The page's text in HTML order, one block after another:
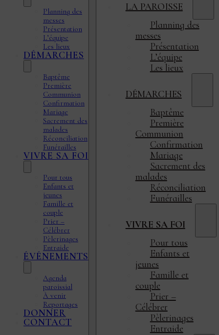
Planning des
messes
Présentation
L’équipe
Les lieux
DÉMARCHES
Baptême
Première
Communion
Confirmation
Mariage
Sacrement des
malades
Réconciliation
Funérailles
VIVRE SA FOI
Pour tous
Enfants et
jeunes
Famille et
couple
Prier –
Célébrer
Pèlerinages
Entraide
ÉVÉNEMENTS
Agenda
paroissial
À venir
Reportages
DONNER
CONTACT
LA PAROISSE
Planning des
messes
Présentation
L’équipe
Les lieux
DÉMARCHES
Baptême
Première
Communion
Confirmation
Mariage
Sacrement des
malades
Réconciliation
Funérailles
VIVRE SA FOI
Pour tous
Enfants et
jeunes
Famille et
couple
Prier –
Célébrer
Pèlerinages
Entraide